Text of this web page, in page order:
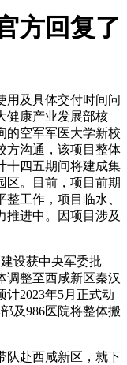
方回复了
用及具体交付时间问
健康产业发展部核
的空军军医大学新校
方沟通，该项目整体
十四五期间将建成集
区。目前，项目前期
工作，项目临水、
推进中。因项目涉及
设获中央军委批
调整至西咸新区秦汉
计2023年5月正式动
及986医院将整体搬
队赴西咸新区，就下